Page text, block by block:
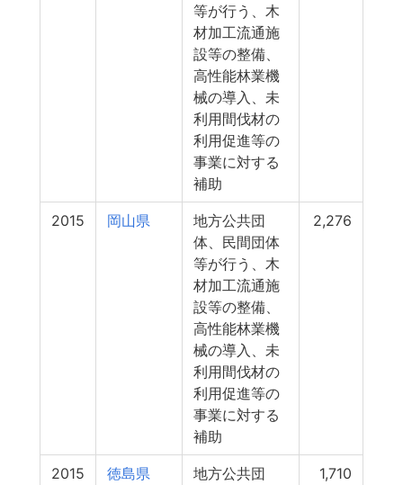
等が行う、木
材加工流通施
設等の整備、
高性能林業機
械の導入、未
利用間伐材の
利用促進等の
事業に対する
補助
2015 岡山県
地方公共団
体、民間団体
等が行う、木
材加工流通施
設等の整備、
高性能林業機
械の導入、未
利用間伐材の
利用促進等の
事業に対する
補助
2,276
2015 徳島県
地方公共団
1,710